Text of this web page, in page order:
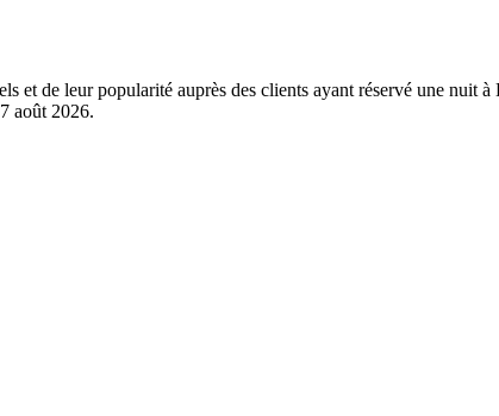
et de leur popularité auprès des clients ayant réservé une
7 août 2026.